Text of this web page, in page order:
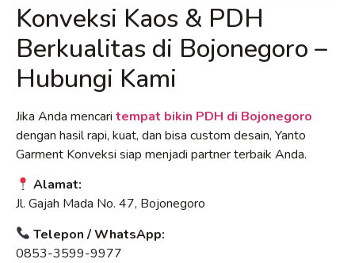
Konveksi Kaos & PDH
Berkualitas di Bojonegoro –
Hubungi Kami
Jika Anda mencari tempat bikin PDH di Bojonegoro
dengan hasil rapi, kuat, dan bisa custom desain, Yanto
Garment Konveksi siap menjadi partner terbaik Anda.
Alamat:
Jl. Gajah Mada No. 47, Bojonegoro
Telepon / WhatsApp:
0853-3599-9977